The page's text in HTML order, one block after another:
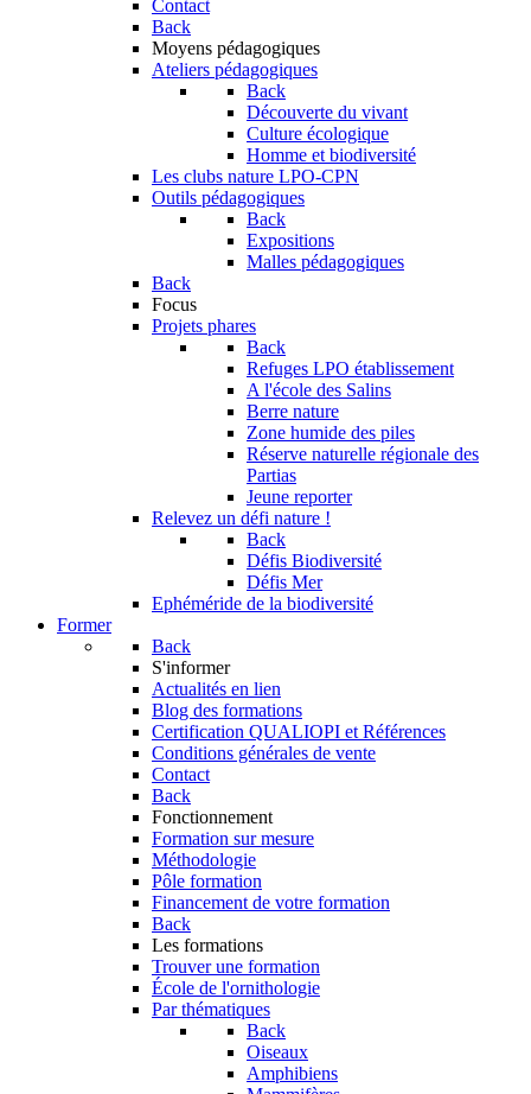
Contact
Back
Moyens pédagogiques
Ateliers pédagogiques
Back
Découverte du vivant
Culture écologique
Homme et biodiversité
Les clubs nature LPO-CPN
Outils pédagogiques
Back
Expositions
Malles pédagogiques
Back
Focus
Projets phares
Back
Refuges LPO établissement
A l'école des Salins
Berre nature
Zone humide des piles
Réserve naturelle régionale des
Partias
Jeune reporter
Relevez un défi nature !
Back
Défis Biodiversité
Défis Mer
Ephéméride de la biodiversité
Former
Back
S'informer
Actualités en lien
Blog des formations
Certification QUALIOPI et Références
Conditions générales de vente
Contact
Back
Fonctionnement
Formation sur mesure
Méthodologie
Pôle formation
Financement de votre formation
Back
Les formations
Trouver une formation
École de l'ornithologie
Par thématiques
Back
Oiseaux
Amphibiens